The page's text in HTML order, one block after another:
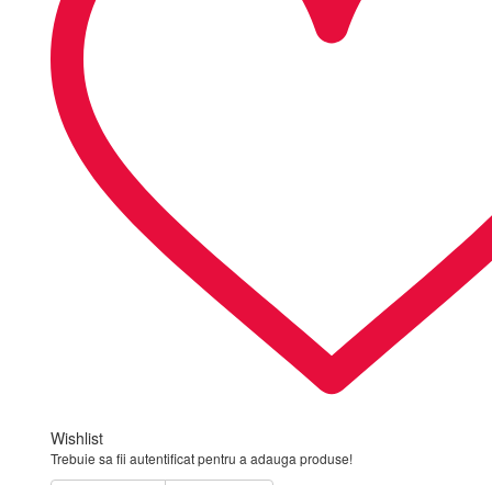
Wishlist
Trebuie sa fii autentificat pentru a adauga produse!